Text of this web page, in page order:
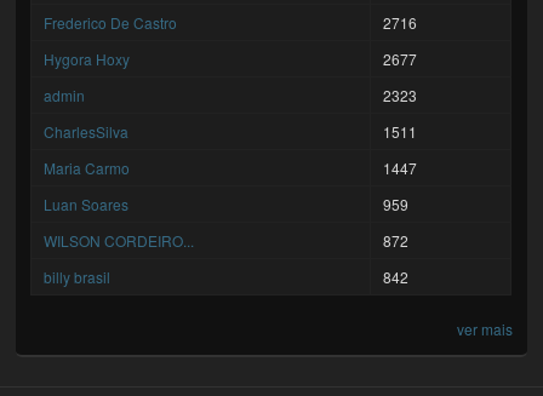
Frederico De Castro
2716
Hygora Hoxy
2677
admin
2323
CharlesSilva
1511
Maria Carmo
1447
Luan Soares
959
WILSON CORDEIRO...
872
billy brasil
842
ver mais